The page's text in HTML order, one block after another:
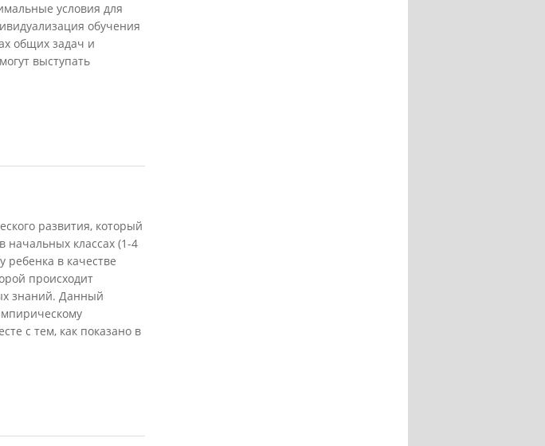
условия для
обучения
общих задач и
выступать
развития, который
начальных классах (1-4
ребенка в качестве
происходит
знаний. Данный
с тем, как показано в